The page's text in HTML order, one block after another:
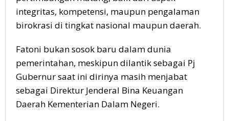
integritas, kompetensi, maupun pengalaman
birokrasi di tingkat nasional maupun daerah.
Fatoni bukan sosok baru dalam dunia
pemerintahan, meskipun dilantik sebagai Pj
Gubernur saat ini dirinya masih menjabat
sebagai Direktur Jenderal Bina Keuangan
Daerah Kementerian Dalam Negeri.